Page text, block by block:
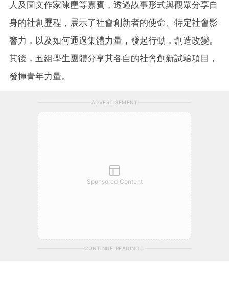
人及圖文作家陳塵等嘉賓，透過故事形式與觀眾分享自
身的社創歷程，展示了社會創新者的使命、特定社會影
響力，以及如何通過集體力量，發起行動，創造改變。
其後，五組學生團體分享其各自的社會創新試驗項目，
發揮青年力量。
ADVERTISEMENT
Sponsored Content
CONTINUE READING